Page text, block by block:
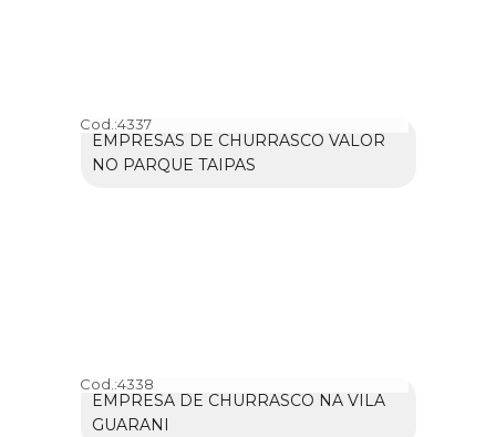
Cod.:4337
EMPRESAS DE CHURRASCO VALOR
NO PARQUE TAIPAS
Cod.:4338
EMPRESA DE CHURRASCO NA VILA
GUARANI